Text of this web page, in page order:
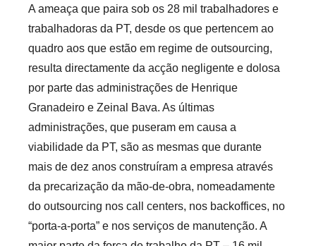
A ameaça que paira sob os 28 mil trabalhadores e
trabalhadoras da PT, desde os que pertencem ao
quadro aos que estão em regime de outsourcing,
resulta directamente da acção negligente e dolosa
por parte das administrações de Henrique
Granadeiro e Zeinal Bava. As últimas
administrações, que puseram em causa a
viabilidade da PT, são as mesmas que durante
mais de dez anos construíram a empresa através
da precarização da mão-de-obra, nomeadamente
do outsourcing nos call centers, nos backoffices, no
“porta-a-porta” e nos serviços de manutenção. A